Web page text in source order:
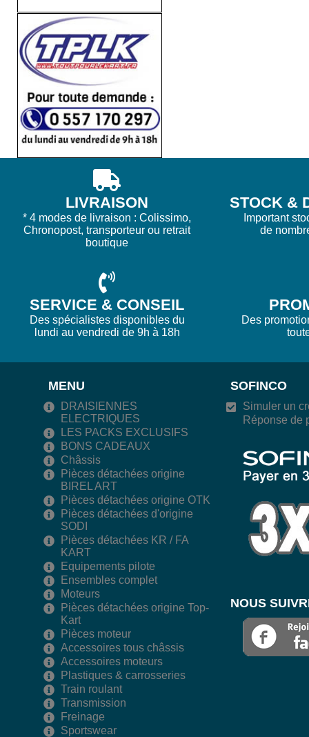
LIVRAISON
* 4 modes de livraison : Colissimo,
Chronopost, transporteur ou retrait
boutique
STOCK &
Important
de
SERVICE & CONSEIL
Des spécialistes disponibles du
lundi au vendredi de 9h à 18h
Des
MENU
DRAISIENNES
ELECTRIQUES
LES PACKS EXCLUSIFS
BONS CADEAUX
Châssis
Pièces détachées origine
BIREL ART
Pièces détachées origine OTK
Pièces détachées d'origine
SODI
Pièces détachées KR / FA
KART
Equipements pilote
Ensembles complet
Moteurs
Pièces détachées origine Top-
Kart
Pièces moteur
Accessoires tous châssis
Accessoires moteurs
Plastiques & carrosseries
Train roulant
Transmission
Freinage
Sportswear
SOFINCO
Simuler un
Réponse de
NOUS